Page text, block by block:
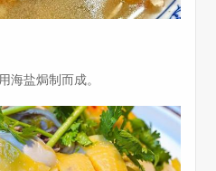
海盐焗制而成。